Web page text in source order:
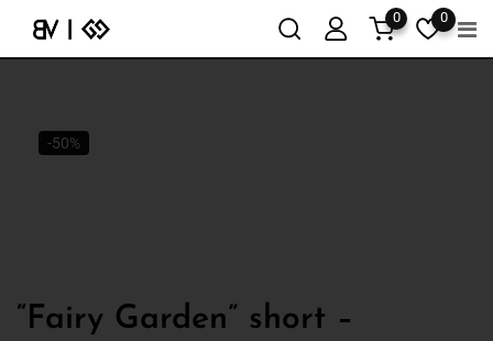
0
0
-50%
“Fairy Garden” short –